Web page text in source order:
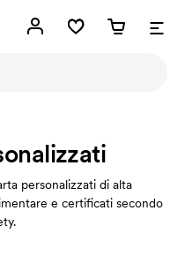
personalizzati di alta
e certificati secondo